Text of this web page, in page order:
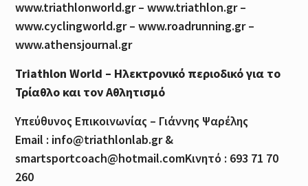
www.triathlonworld.gr – www.triathlon.gr –
www.cyclingworld.gr – www.roadrunning.gr –
www.athensjournal.gr
Triathlon World – Ηλεκτρονικό περιοδικό για το
Τρίαθλο και τον Αθλητισμό
Υπεύθυνος Επικοινωνίας – Γιάννης Ψαρέλης
Email : info@triathlonlab.gr &
smartsportcoach@hotmail.comΚινητό : 693 71 70
260